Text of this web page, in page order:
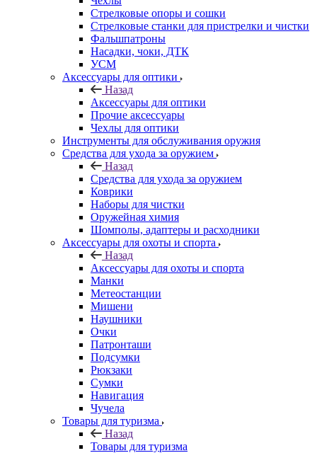
Стрелковые опоры и сошки
Стрелковые станки для пристрелки и чистки
Фальшпатроны
Насадки, чоки, ДТК
УСМ
Аксессуары для оптики
Назад
Аксессуары для оптики
Прочие аксессуары
Чехлы для оптики
Инструменты для обслуживания оружия
Средства для ухода за оружием
Назад
Средства для ухода за оружием
Коврики
Наборы для чистки
Оружейная химия
Шомполы, адаптеры и расходники
Аксессуары для охоты и спорта
Назад
Аксессуары для охоты и спорта
Манки
Метеостанции
Мишени
Наушники
Очки
Патронташи
Подсумки
Рюкзаки
Сумки
Навигация
Чучела
Товары для туризма
Назад
Товары для туризма